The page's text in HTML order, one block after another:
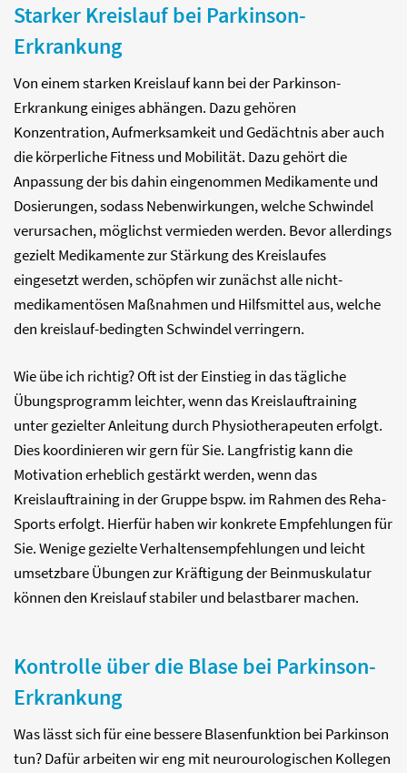
Starker Kreislauf bei Parkinson-
Erkrankung
Von einem starken Kreislauf kann bei der Parkinson-
Erkrankung einiges abhängen. Dazu gehören
Konzentration, Aufmerksamkeit und Gedächtnis aber auch
die körperliche Fitness und Mobilität. Dazu gehört die
Anpassung der bis dahin eingenommen Medikamente und
Dosierungen, sodass Nebenwirkungen, welche Schwindel
verursachen, möglichst vermieden werden. Bevor allerdings
gezielt Medikamente zur Stärkung des Kreislaufes
eingesetzt werden, schöpfen wir zunächst alle nicht-
medikamentösen Maßnahmen und Hilfsmittel aus, welche
den kreislauf-bedingten Schwindel verringern.
Wie übe ich richtig? Oft ist der Einstieg in das tägliche
Übungsprogramm leichter, wenn das Kreislauftraining
unter gezielter Anleitung durch Physiotherapeuten erfolgt.
Dies koordinieren wir gern für Sie. Langfristig kann die
Motivation erheblich gestärkt werden, wenn das
Kreislauftraining in der Gruppe bspw. im Rahmen des Reha-
Sports erfolgt. Hierfür haben wir konkrete Empfehlungen für
Sie. Wenige gezielte Verhaltensempfehlungen und leicht
umsetzbare Übungen zur Kräftigung der Beinmuskulatur
können den Kreislauf stabiler und belastbarer machen.
Kontrolle über die Blase bei Parkinson-
Erkrankung
Was lässt sich für eine bessere Blasenfunktion bei Parkinson
tun? Dafür arbeiten wir eng mit neurourologischen Kollegen